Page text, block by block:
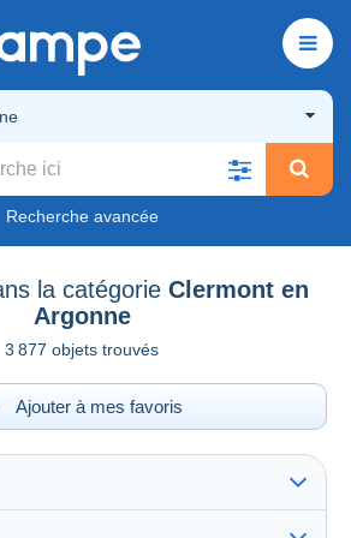
Recherche avancée
la catégorie Clermont en
Argonne
3 877 objets trouvés
Ajouter à mes favoris